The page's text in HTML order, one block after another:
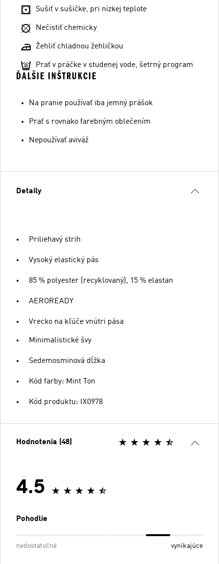
Sušiť v sušičke, pri nízkej teplote
Nečistiť chemicky
Žehliť chladnou žehličkou
Prať v práčke v studenej vode, šetrný program
ĎALŠIE INŠTRUKCIE
Na pranie používať iba jemný prášok
Prať s rovnako farebným oblečením
Nepoužívať aviváž
Detaily
Priliehavý strih
Vysoký elastický pás
85 % polyester (recyklovaný), 15 % elastan
AEROREADY
Vrecko na kľúče vnútri pása
Minimalistické švy
Sedemosminová dĺžka
Kód farby: Mint Ton
Kód produktu: IX0978
Hodnotenia (48)
4.5
Pohodlie
nedostatočné vynikajúce